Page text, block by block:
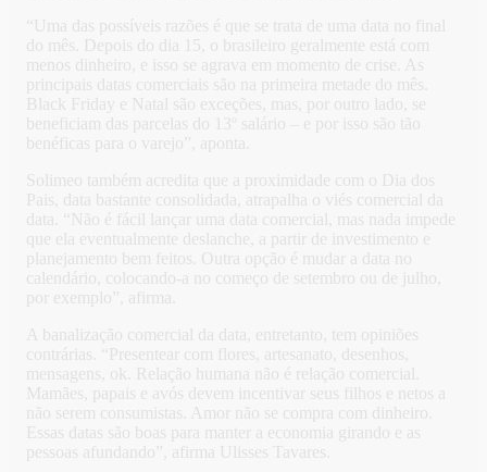
“Uma das possíveis razões é que se trata de uma data no final
do mês. Depois do dia 15, o brasileiro geralmente está com
menos dinheiro, e isso se agrava em momento de crise. As
principais datas comerciais são na primeira metade do mês.
Black Friday e Natal são exceções, mas, por outro lado, se
beneficiam das parcelas do 13º salário – e por isso são tão
benéficas para o varejo”, aponta.
Solimeo também acredita que a proximidade com o Dia dos
Pais, data bastante consolidada, atrapalha o viés comercial da
data. “Não é fácil lançar uma data comercial, mas nada impede
que ela eventualmente deslanche, a partir de investimento e
planejamento bem feitos. Outra opção é mudar a data no
calendário, colocando-a no começo de setembro ou de julho,
por exemplo”, afirma.
A banalização comercial da data, entretanto, tem opiniões
contrárias. “Presentear com flores, artesanato, desenhos,
mensagens, ok. Relação humana não é relação comercial.
Mamães, papais e avós devem incentivar seus filhos e netos a
não serem consumistas. Amor não se compra com dinheiro.
Essas datas são boas para manter a economia girando e as
pessoas afundando”, afirma Ulisses Tavares.